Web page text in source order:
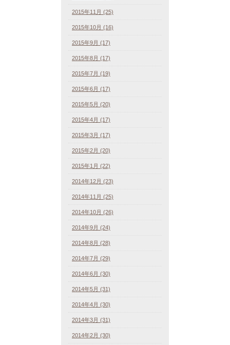
2015年11月 (25)
2015年10月 (16)
2015年9月 (17)
2015年8月 (17)
2015年7月 (19)
2015年6月 (17)
2015年5月 (20)
2015年4月 (17)
2015年3月 (17)
2015年2月 (20)
2015年1月 (22)
2014年12月 (23)
2014年11月 (25)
2014年10月 (26)
2014年9月 (24)
2014年8月 (28)
2014年7月 (29)
2014年6月 (30)
2014年5月 (31)
2014年4月 (30)
2014年3月 (31)
2014年2月 (30)